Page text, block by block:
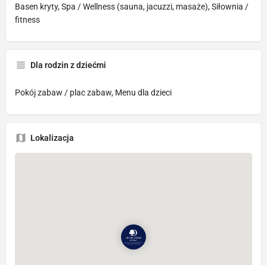
Basen kryty, Spa / Wellness (sauna, jacuzzi, masaże), Siłownia /
fitness
Dla rodzin z dziećmi
Pokój zabaw / plac zabaw, Menu dla dzieci
Lokalizacja